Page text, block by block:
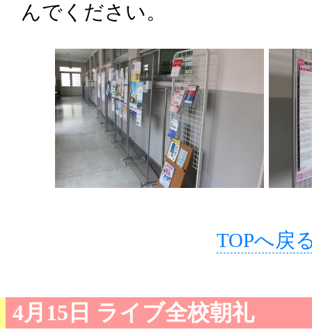
んでください。
TOPへ戻
4月15日 ライブ全校朝礼